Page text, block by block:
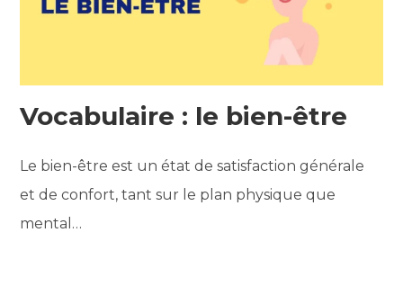
Vocabulaire : le bien-être
Le bien-être est un état de satisfaction générale
et de confort, tant sur le plan physique que
mental…